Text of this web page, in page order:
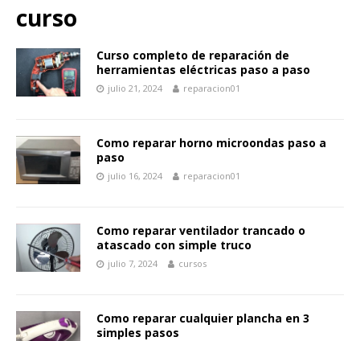
curso
Curso completo de reparación de
herramientas eléctricas paso a paso
julio 21, 2024 reparacion01
Como reparar horno microondas paso a
paso
julio 16, 2024 reparacion01
Como reparar ventilador trancado o
atascado con simple truco
julio 7, 2024 cursos
Como reparar cualquier plancha en 3
simples pasos